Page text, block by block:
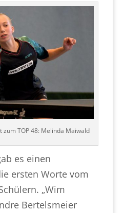
zum TOP 48: Melinda Maiwald
es einen
ersten Worte vom
„Wim
Bertelsmeier